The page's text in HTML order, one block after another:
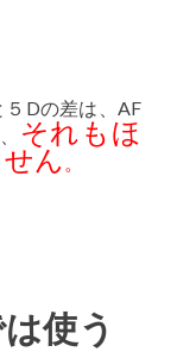
Dの差は、AF
それもほ
ん 。
使う